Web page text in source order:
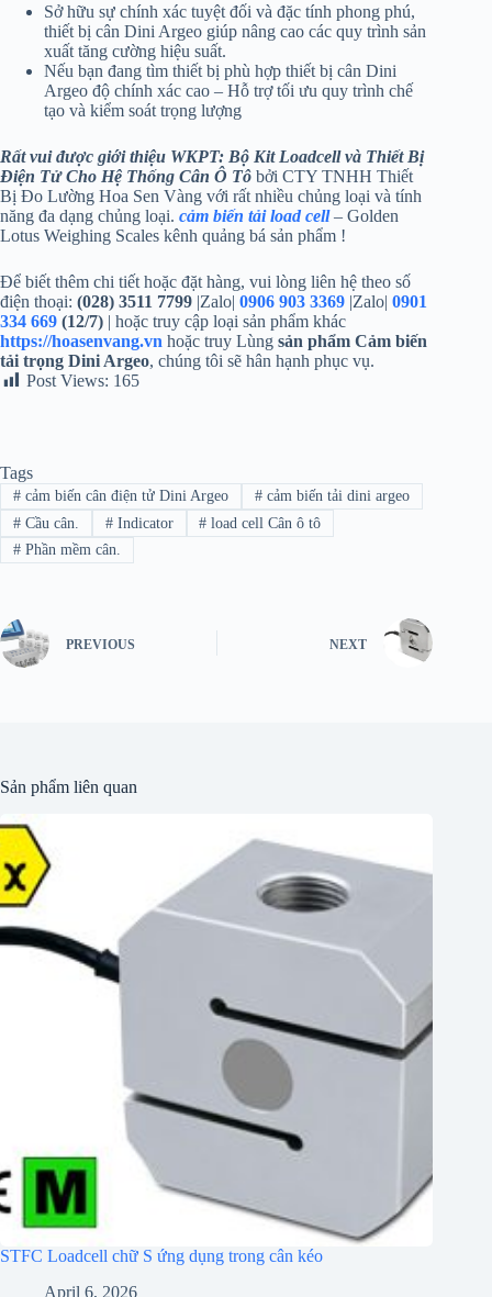
Sở hữu sự chính xác tuyệt đối và đặc tính phong phú,
thiết bị cân Dini Argeo giúp nâng cao các quy trình sản
xuất tăng cường hiệu suất.
Nếu bạn đang tìm thiết bị phù hợp thiết bị cân Dini
Argeo độ chính xác cao – Hỗ trợ tối ưu quy trình chế
tạo và kiểm soát trọng lượng
Rất vui được giới thiệu WKPT: Bộ Kit Loadcell và Thiết Bị
Điện Tử Cho Hệ Thống Cân Ô Tô bởi CTY TNHH Thiết
Bị Đo Lường Hoa Sen Vàng với rất nhiều chủng loại và tính
năng đa dạng chủng loại. cảm biến tải load cell– Golden
Lotus Weighing Scales kênh quảng bá sản phẩm !
Để biết thêm chi tiết hoặc đặt hàng, vui lòng liên hệ theo số
điện thoại: (028) 3511 7799 |Zalo| 0906 903 3369 |Zalo| 0901
334 669 (12/7) | hoặc truy cập loại sản phẩm khác
https://hoasenvang.vn hoặc truy Lùng sản phẩm Cảm biến
tải trọng Dini Argeo, chúng tôi sẽ hân hạnh phục vụ.
Post Views: 165
Tags
#cảm biến cân điện tử Dini Argeo #cảm biến tải dini argeo
#Cầu cân. #Indicator # load cell Cân ô tô
#Phần mềm cân.
PREVIOUS NEXT
Sản phẩm liên quan
STFC Loadcell chữ S ứng dụng trong cân kéo
April 6, 2026